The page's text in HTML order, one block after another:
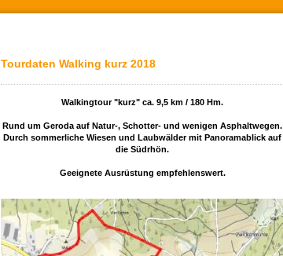
Tourdaten Walking kurz 2018
Walkingtour "kurz" ca. 9,5 km / 180 Hm.
Rund um Geroda auf Natur-, Schotter- und wenigen Asphaltwegen.
Durch sommerliche Wiesen und Laubwälder mit Panoramablick auf
die Südrhön.
Geeignete Ausrüstung empfehlenswert.